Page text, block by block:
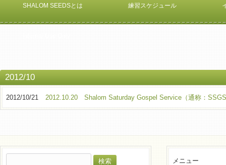
SHALOM SEEDSとは 練習スケジュール
2012/10
2012/10/21 2012.10.20 Shalom Saturday Gospel Service（通称：
メニュー